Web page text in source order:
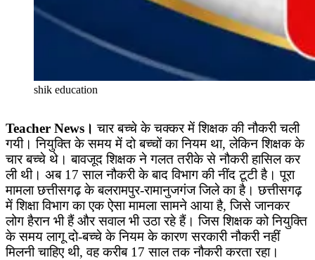
shik education
Teacher News। चार बच्चे के चक्कर में शिक्षक की नौकरी चली
गयी। नियुक्ति के समय में दो बच्चों का नियम था, लेकिन शिक्षक के
चार बच्चे थे। बावजूद शिक्षक ने गलत तरीके से नौकरी हासिल कर
ली थी। अब 17 साल नौकरी के बाद विभाग की नींद टूटी है। पूरा
मामला छत्तीसगढ़ के बलरामपुर-रामानुजगंज जिले का है। छत्तीसगढ़
में शिक्षा विभाग का एक ऐसा मामला सामने आया है, जिसे जानकर
लोग हैरान भी हैं और सवाल भी उठा रहे हैं। जिस शिक्षक को नियुक्ति
के समय लागू दो-बच्चे के नियम के कारण सरकारी नौकरी नहीं
मिलनी चाहिए थी, वह करीब 17 साल तक नौकरी करता रहा।